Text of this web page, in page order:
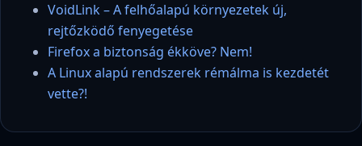
VoidLink – A felhőalapú környezetek új,
rejtőzködő fenyegetése
Firefox a biztonság ékköve? Nem!
A Linux alapú rendszerek rémálma is kezdetét
vette?!